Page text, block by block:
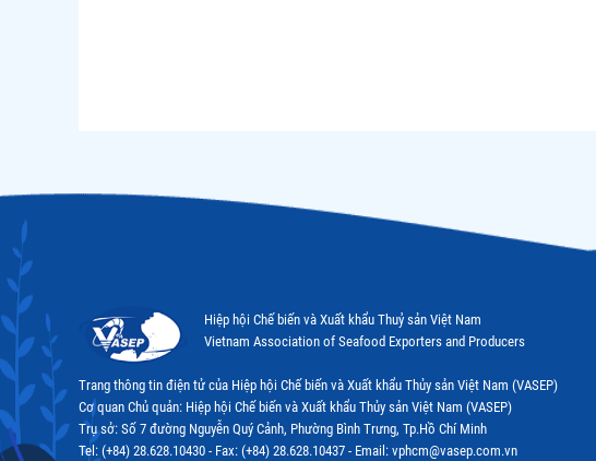
Hiệp hội Chế biến và Xuất khẩu Thuỷ sản Việt Nam
Vietnam Association of Seafood Exporters and Producers
Trang thông tin điện tử của Hiệp hội Chế biến và Xuất khẩu Thủy sản Việt Nam (VASEP)
Cơ quan Chủ quản: Hiệp hội Chế biến và Xuất khẩu Thủy sản Việt Nam (VASEP)
Trụ sở: Số 7 đường Nguyễn Quý Cảnh, Phường Bình Trưng, Tp.Hồ Chí Minh
Tel: (+84) 28.628.10430 - Fax: (+84) 28.628.10437 - Email: vphcm@vasep.com.vn